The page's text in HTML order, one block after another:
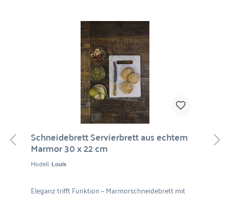
Schneidebrett Servierbrett aus echtem
Marmor 30 x 22 cm
Modell:Louis
Eleganz trifft Funktion – Marmorschneidebrett mit